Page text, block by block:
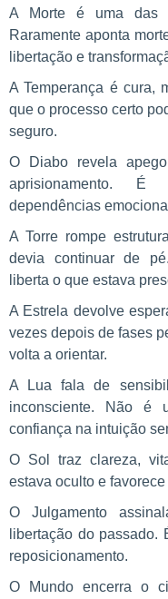
A Morte é uma das
Raramente aponta
libertação e
A Temperança é cura,
que o processo certo
seguro.
O Diabo revela
aprisionamento. É
dependências
A Torre rompe
devia continuar de
liberta o que estava
A Estrela devolve
vezes depois de fases
volta a orientar.
A Lua fala de
inconsciente. Não é
confiança na intuição
O Sol traz clareza,
estava oculto e
O Julgamento
libertação do passado.
reposicionamento.
O Mundo encerra o